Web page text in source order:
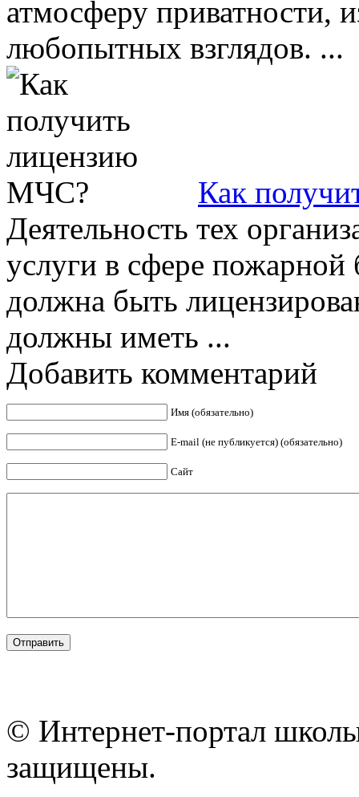
атмосферу приватности,
любопытных взглядов. ...
Как
Деятельность тех
услуги в сфере пожарной
должна быть
должны иметь ...
Добавить комментарий
Имя (обязательно)
E-mail (не публикуется) (обязательно)
Сайт
© Интернет-портал
защищены.